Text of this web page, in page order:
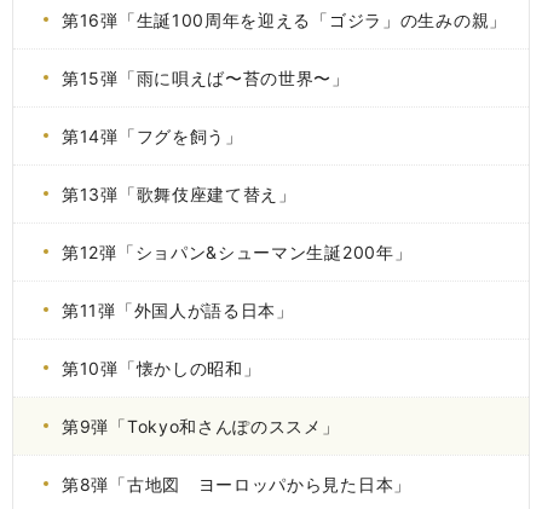
第16弾「生誕100周年を迎える「ゴジラ」の生みの親」
第15弾「雨に唄えば〜苔の世界〜」
第14弾「フグを飼う」
第13弾「歌舞伎座建て替え」
第12弾「ショパン&シューマン生誕200年」
第11弾「外国人が語る日本」
第10弾「懐かしの昭和」
第9弾「Tokyo和さんぽのススメ」
第8弾「古地図 ヨーロッパから見た日本」